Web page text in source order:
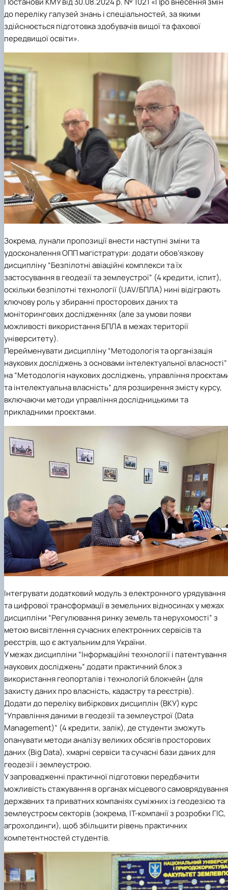
до переліку галузей знань і спеціальностей, за якими
здійснюється підготовка здобувачів вищої та фахової
передвищої освіти».
Зокрема, лунали пропозиції внести наступні зміни та
удосконалення ОПП магістратури: додати обов’язкову
дисципліну“Безпілотні авіаційні комплекси та їх
застосування в геодезії та землеустрої” (4 кредити, іспит),
оскільки безпілотні технології (UAV/БПЛА) нині відіграють
ключову роль у збиранні просторових даних та
моніторингових дослідженнях (але за умови появи
можливості використання БПЛА в межах території
університету).
Перейменувати дисципліну “Методологія та організація
наукових досліджень з основами інтелектуальної власності”
на “Методологія наукових досліджень, управління
та інтелектуальна власність” для розширення змісту курсу,
включаючи методи управління дослідницькими та
прикладними проєктами.
Інтегрувати додатковий модуль з електронного урядування
та цифрової трансформації в земельних відносинах у межах
дисципліни “Регулювання ринку земель та нерухомості” з
метою висвітлення сучасних електронних сервісів та
реєстрів, що є актуальним для України.
У межах дисципліни “Інформаційні технології і патентування
наукових досліджень” додати практичний блок з
використання геопорталів і технологій блокчейн (для
захисту даних про власність, кадастру та реєстрів).
Додати до переліку вибіркових дисциплін (ВКУ) курс
“Управління даними в геодезії та землеустрої (Data
Management)” (4 кредити, залік), де студенти зможуть
опанувати методи аналізу великих обсягів просторових
даних (Big Data), хмарні сервіси та сучасні бази даних для
геодезії і землеустрою.
У запровадженні практичної підготовки передбачити
можливість стажування в органах місцевого
державних та приватних компаніях суміжних із геодезією та
землеустроєм секторів (зокрема, IT-компанії з розробки ГІС,
агрохолдинги), щоб збільшити рівень практичних
компетентностей студентів.